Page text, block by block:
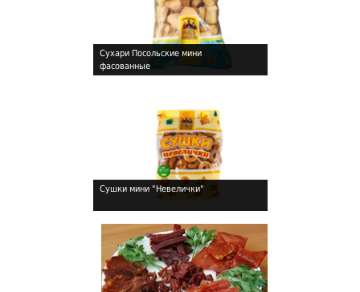
Сухари Посольские мини
фасованные
Сушки мини "Невелички"